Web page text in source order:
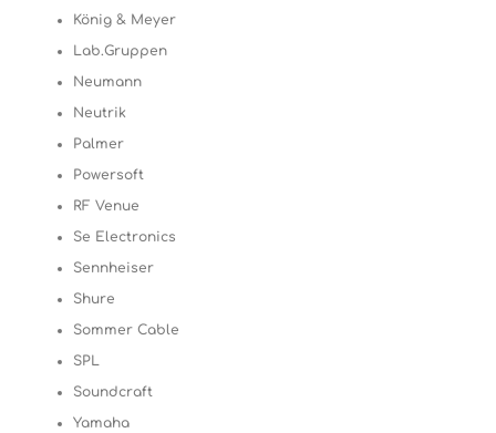
König & Meyer
Lab.Gruppen
Neumann
Neutrik
Palmer
Powersoft
RF Venue
Se Electronics
Sennheiser
Shure
Sommer Cable
SPL
Soundcraft
Yamaha